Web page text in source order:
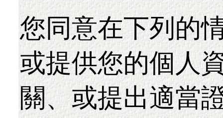
您同意在下列的
或提供您的個人
關、或提出適當